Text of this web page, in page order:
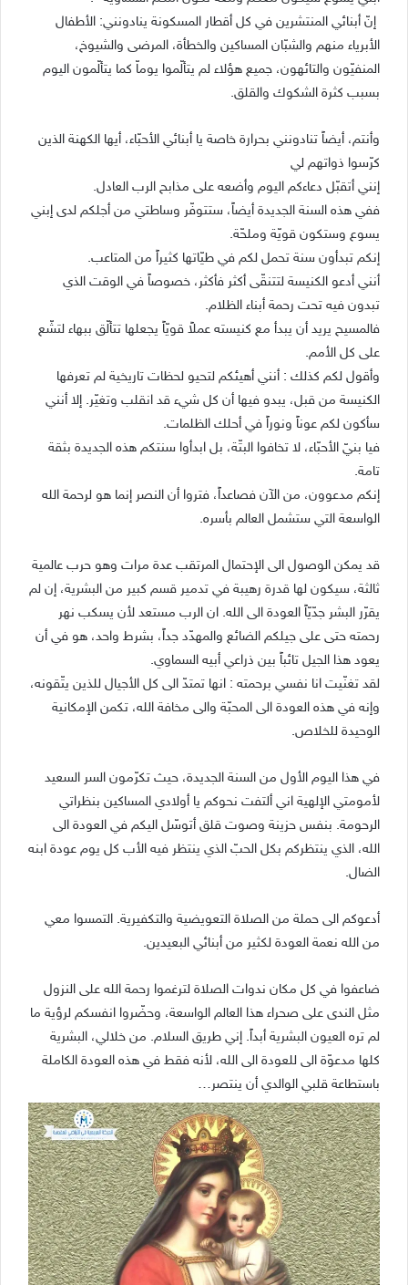
إنّ أبنائي المنتشرين في كل أقطار المسكونة ينادونني: الأطفال
الأبرياء منهم والشبّان المساكين والخطأة، المرضى والشيوخ،
المنفيّون والتائهون، جميع هؤلاء لم يتألّموا يوماّ كما يتألّمون اليوم
بسبب كثرة الشكوك والقلق.
وأنتم، أيضاً تنادونني بحرارة خاصة يا أبنائي الأحبّاء، أيها الكهنة الذين
كرّسوا ذواتهم لي
إنني أتقبّل دعاءكم اليوم وأضعه على مذابح الرب العادل.
ففي هذه السنة الجديدة أيضاً، ستتوفّر وساطتي من أجلكم لدى إبني
يسوع وستكون قويّة وملحّة.
إنكم تبدأون سنة تحمل لكم في طيّاتها كثيراً من المتاعب.
أنني أدعو الكنيسة لتتنقّى أكثر فأكثر، خصوصاً في الوقت الذي
تبدون فيه تحت رحمة أبناء الظلام.
فالمسيح يريد أن يبدأ مع كنيسته عملاً قويّاً يجعلها تتألّق ببهاء لتشّع
على كل الأمم.
وأقول لكم كذلك : أنني أهيئكم لتحيو لحظات تاريخية لم تعرفها
الكنيسة من قبل، يبدو فيها أن كل شيء قد انقلب وتغيّر. إلا أنني
سأكون لكم عوناً ونوراً في أحلك الظلمات.
فيا بنيّ الأحبّاء، لا تخافوا البتّة، بل ابدأوا سنتكم هذه الجديدة بثقة
تامة.
إنكم مدعوون، من الآن فصاعداً، فتروا أن النصر إنما هو لرحمة الله
الواسعة التي ستشمل العالم بأسره.
قد يمكن الوصول الى الإحتمال المرتقب عدة مرات وهو حرب عالمية
ثالثة، سيكون لها قدرة رهيبة في تدمير قسم كبير من البشرية، إن لم
يقرّر البشر جدّيّاً العودة الى الله. ان الرب مستعد لأن يسكب نهر
رحمته حتى على جيلكم الضائع والمهدّد جداً، بشرط واحد، هو في أن
يعود هذا الجيل تائباً بين ذراعي أبيه السماوي.
لقد تغنّيت انا نفسي برحمته : انها تمتدّ الى كل الأجيال للذين يتّقونه،
وإنه في هذه العودة الى المحبّة والى مخافة الله، تكمن الإمكانية
الوحيدة للخلاص.
في هذا اليوم الأول من السنة الجديدة، حيث تكرّمون السر السعيد
لأمومتي الإلهية اني ألتفت نحوكم يا أولادي المساكين بنظراتي
الرحومة. بنفس حزينة وصوت قلق أتوسّل اليكم في العودة الى
الله، الذي ينتظركم بكل الحبّ الذي ينتظر فيه الأب كل يوم عودة ابنه
الضال.
أدعوكم الى حملة من الصلاة التعويضية والتكفيرية. التمسوا معي
من الله نعمة العودة لكثير من أبنائي البعيدين.
ضاعفوا في كل مكان ندوات الصلاة لترغموا رحمة الله على النزول
مثل الندى على صحراء هذا العالم الواسعة، وحضّروا انفسكم لرؤية ما
لم تره العيون البشرية أبداً. إني طريق السلام. من خلالي، البشرية
كلها مدعوّة الى للعودة الى الله، لأنه فقط في هذه العودة الكاملة
باستطاعة قلبي الوالدي أن ينتصر…